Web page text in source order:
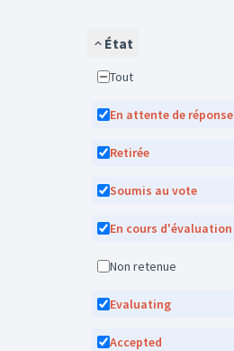
État
Tout
En attente de réponse
Retirée
Soumis au vote
En cours d'évaluation
Non retenue
Evaluating
Accepted